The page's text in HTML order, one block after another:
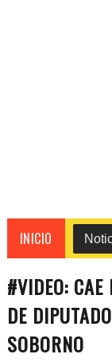
INICIO
#VIDEO: CAE
DE
SOBORNO